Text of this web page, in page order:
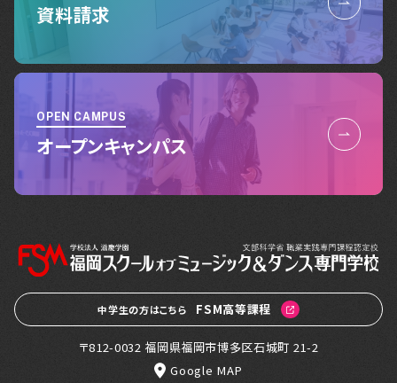
資料請求
OPEN CAMPUS
オープンキャンパス
中学生の方はこちら FSM高等課程
〒812-0032 福岡県福岡市博多区石城町 21-2
Google MAP